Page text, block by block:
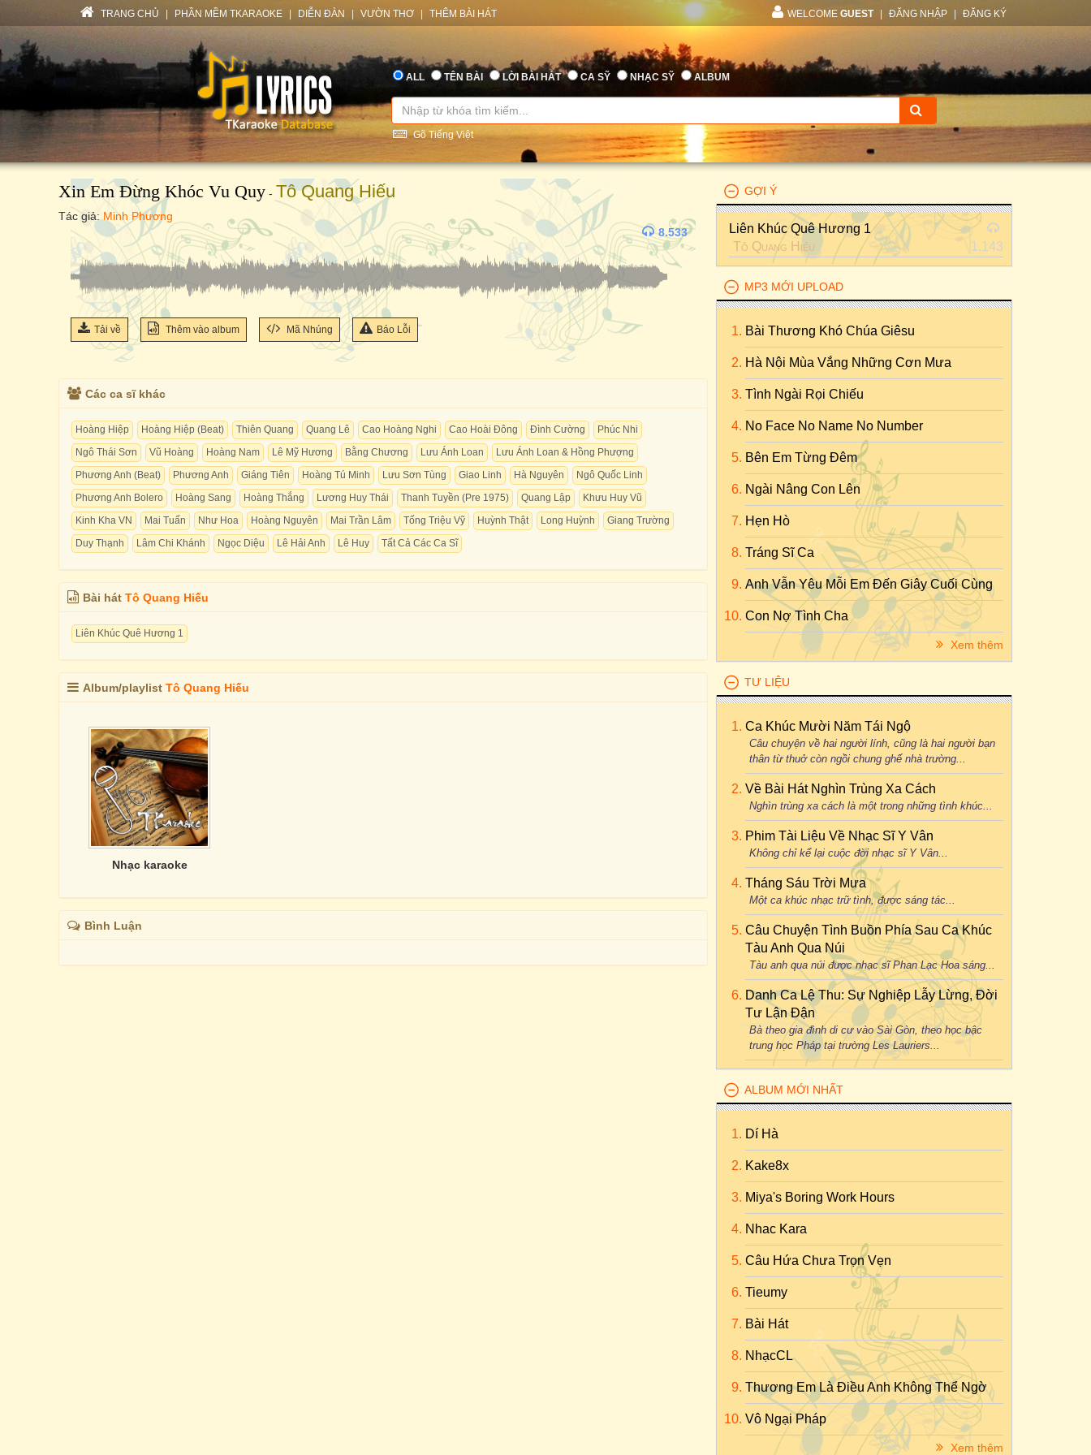
TRANG CHỦ PHẦN MỀM TKARAOKE DIỄN ĐÀN VƯỜN THƠ THÊM BÀI HÁT WELCOME GUEST ĐĂNG NHẬP ĐĂNG KÝ
ALL TÊN BÀI LỜI BÀI HÁT CA SỸ NHẠC SỸ ALBUM
Gõ Tiếng Việt
Xin Em Đừng Khóc Vu Quy - Tô Quang Hiếu
Tác giả: Minh Phương
8.533
Tải về Thêm vào album Mã Nhúng Báo Lỗi
Các ca sĩ khác
Hoàng Hiệp Hoàng Hiệp (Beat) Thiên Quang Quang Lê Cao Hoàng Nghi Cao Hoài Đông Đình Cường
Phúc Nhi
Ngô Thái Sơn
Vũ Hoàng Hoàng Nam Lê Mỹ Hương Bằng Chương Lưu Ánh Loan
Lưu Ánh Loan & Hồng Phượng
Phương Anh (Beat)
Phương Anh Giáng Tiên Hoàng Tú Minh Lưu Sơn Tùng Giao Linh Hà Nguyên
Ngô Quốc Linh
Phương Anh Bolero
Hoàng Sang Hoàng Thắng Lương Huy Thái Thanh Tuyền (Pre 1975) Quang Lập
Khưu Huy Vũ
Kinh Kha VN
Mai Tuấn Như Hoa Hoàng Nguyên Mai Trần Lâm Tống Triệu Vỹ Huỳnh Thật Long Huỳnh
Giang Trường
Duy Thạnh
Lâm Chi Khánh Ngọc Diệu Lê Hải Anh Lê Huy Tất Cả Các Ca Sĩ
Bài hát Tô Quang Hiếu
Liên Khúc Quê Hương 1
Album/playlist Tô Quang Hiếu
Nhạc karaoke
Bình Luận
GỢI Ý
Liên Khúc Quê Hương 1
Tô Quang Hiếu
1.143
MP3 MỚI UPLOAD
Bài Thương Khó Chúa Giêsu
Hà Nội Mùa Vắng Những Cơn Mưa
Tình Ngài Rọi Chiếu
No Face No Name No Number
Bên Em Từng Đêm
Ngài Nâng Con Lên
Hẹn Hò
Tráng Sĩ Ca
Anh Vẫn Yêu Mỗi Em Đến Giây Cuối Cùng
Con Nợ Tình Cha
Xem thêm
TƯ LIỆU
Ca Khúc Mười Năm Tái Ngộ
Câu chuyện về hai người lính, cũng là hai người bạn
thân từ thuở còn ngồi chung ghế nhà trường...
Về Bài Hát Nghìn Trùng Xa Cách
Nghìn trùng xa cách là một trong những tình khúc...
Phim Tài Liệu Về Nhạc Sĩ Y Vân
Không chỉ kể lại cuộc đời nhạc sĩ Y Vân...
Tháng Sáu Trời Mưa
Một ca khúc nhạc trữ tình, được sáng tác...
Câu Chuyện Tình Buồn Phía Sau Ca Khúc
Tàu Anh Qua Núi
Tàu anh qua núi được nhạc sĩ Phan Lạc Hoa sáng...
Danh Ca Lệ Thu: Sự Nghiệp Lẫy Lừng, Đời
Tư Lận Đận
Bà theo gia đình di cư vào Sài Gòn, theo học bậc
trung học Pháp tại trường Les Lauriers...
ALBUM MỚI NHẤT
Dí Hà
Kake8x
Miya's Boring Work Hours
Nhac Kara
Câu Hứa Chưa Trọn Vẹn
Tieumy
Bài Hát
NhạcCL
Thương Em Là Điều Anh Không Thể Ngờ
Vô Ngại Pháp
Xem thêm